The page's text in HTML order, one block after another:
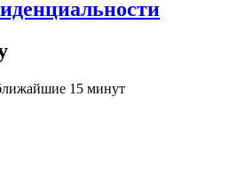
15 минут